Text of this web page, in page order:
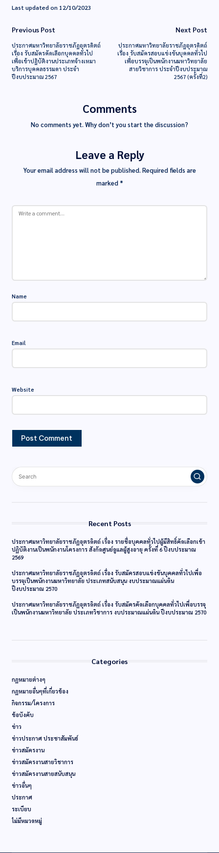
Last updated on 12/10/2023
Previous Post
ประกาศมหาวิทยาลัยราชภัฏอุตรดิตถ์
เรื่อง รับสมัครคัดเลือกบุคคลทั่วไป
เพื่อเข้าปฏิบัติงานประเภทจ้างเหมา
บริการบุคคลธรรมดา ประจำ
ปีงบประมาณ 2567
Next Post
ประกาศมหาวิทยาลัยราชภัฏอุตรดิตถ์
เรื่อง รับสมัครสอบแข่งขันบุคคลทั่วไป
เพื่อบรรจุเป็นพนักงานมหาวิทยาลัย
สายวิชาการ ประจำปีงบประมาณ
2567 (ครั้งที่2)
Comments
No comments yet. Why don’t you start the discussion?
Leave a Reply
Your email address will not be published. Required fields are
marked *
Name
Email
Website
Recent Posts
ประกาศมหาวิทยาลัยราชภัฏอุตรดิตถ์ เรื่อง รายชื่อบุคคลทั่วไปผู้มีสิทธิ์คัดเลือกเข้า
ปฏิบัติงานเป็นพนักงานโครงการ สังกัดศูนย์ดูแลผู้สูงอายุ ครั้งที่ 6 ปีงบประมาณ
2569
ประกาศมหาวิทยาลัยราชภัฏอุตรดิตถ์ เรื่อง รับสมัครสอบแข่งขันบุคคลทั่วไปเพื่อ
บรรจุเป็นพนักงานมหาวิทยาลัย ประเภทสนับสนุน งบประมาณแผ่นดิน
ปีงบประมาณ 2570
ประกาศมหาวิทยาลัยราชภัฏอุตรดิตถ์ เรื่อง รับสมัครคัดเลือกบุคคลทั่วไปเพื่อบรรจุ
เป็นพนักงานมหาวิทยาลัย ประเภทวิชาการ งบประมาณแผ่นดิน ปีงบประมาณ 2570
Categories
กฏหมายต่างๆ
กฏหมายอื่นๆที่เกี่ยวข้อง
กิจกรรม/โครงการ
ข้อบังคับ
ข่าว
ข่าวประกาศ ประชาสัมพันธ์
ข่าวสมัครงาน
ข่าวสมัครงานสายวิชาการ
ข่าวสมัครงานสายสนับสนุน
ข่าวอื่นๆ
ประกาศ
ระเบียบ
ไม่มีหมวดหมู่